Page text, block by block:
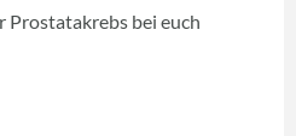
Prostatakrebs bei euch